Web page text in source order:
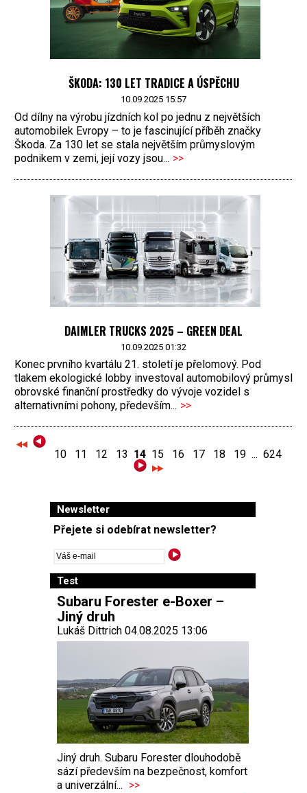
ŠKODA: 130 LET TRADICE A ÚSPĚCHU
10.09.2025 15:57
Od dílny na výrobu jízdních kol po jednu z největších
automobilek Evropy – to je fascinující příběh značky
Škoda. Za 130 let se stala největším průmyslovým
podnikem v zemi, její vozy jsou... >>
DAIMLER TRUCKS 2025 – GREEN DEAL
10.09.2025 01:32
Konec prvního kvartálu 21. století je přelomový. Pod
tlakem ekologické lobby investoval automobilový průmysl
obrovské finanční prostředky do vývoje vozidel s
alternativními pohony, především... >>
10 11 12 13 14 15 16 17 18 19 ... 624
Newsletter
Přejete si odebírat newsletter?
Test
Subaru Forester e-Boxer –
Jiný druh
Lukáš Dittrich 04.08.2025 13:06
Jiný druh. Subaru Forester dlouhodobě
sází především na bezpečnost, komfort
a univerzální... >>